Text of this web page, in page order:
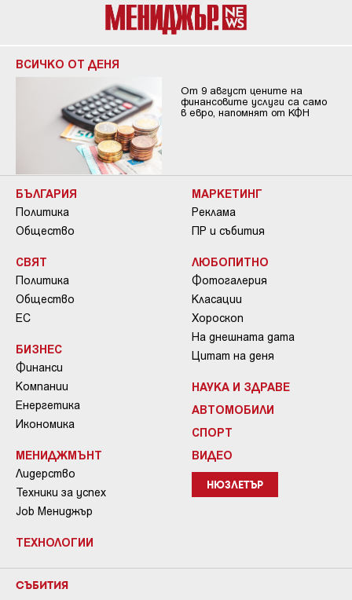
ВСИЧКО ОТ ДЕНЯ
От 9 август цените на
финансовите услуги са само
в евро, напомнят от КФН
БЪЛГАРИЯ
Политика
Общество
СВЯТ
Политика
Общество
ЕС
БИЗНЕС
Финанси
Компании
Енергетика
Икономика
МЕНИДЖМЪНТ
Лидерство
Техники за успех
Job Мениджър
ТЕХНОЛОГИИ
МАРКЕТИНГ
Реклама
ПР и събития
ЛЮБОПИТНО
Фотогалерия
Класации
Хороскоп
На днешната дата
Цитат на деня
НАУКА И ЗДРАВЕ
АВТОМОБИЛИ
СПОРТ
ВИДЕО
НЮЗЛЕТЪР
СЪБИТИЯ